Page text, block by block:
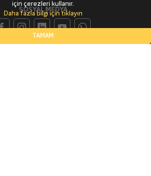
SOSYAL MEDYA
için çerezleri kullanır.
Daha fazla bilgi için tıklayın
TAMAM